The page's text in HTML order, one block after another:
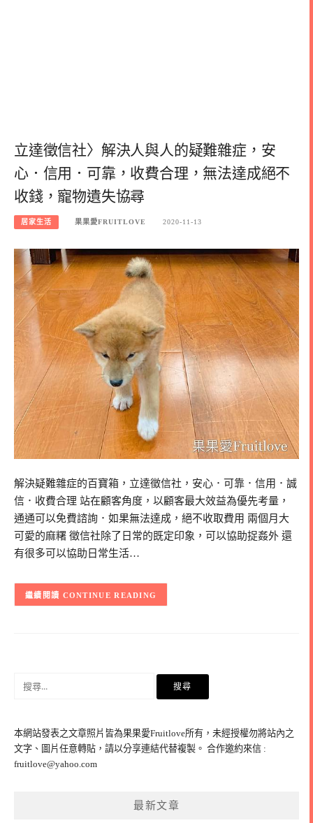
立達徵信社〉解決人與人的疑難雜症，安
心．信用．可靠，收費合理，無法達成絕不
收錢，寵物遺失協尋
居家生活 果果愛FRUITLOVE 2020-11-13
解決疑難雜症的百寶箱，立達徵信社，安心．可靠．信用．誠
信．收費合理 站在顧客角度，以顧客最大效益為優先考量，
通通可以免費諮詢．如果無法達成，絕不收取費用 兩個月大
可愛的麻糬 徵信社除了日常的既定印象，可以協助捉姦外 還
有很多可以協助日常生活…
CONTINUE READING
鍵
字:
本網站發表之文章照片皆為果果愛Fruitlove所有，未經授權勿將站內之
文字、圖片任意轉貼，請以分享連結代替複製。 合作邀約來信 :
fruitlove@yahoo.com
最新文章